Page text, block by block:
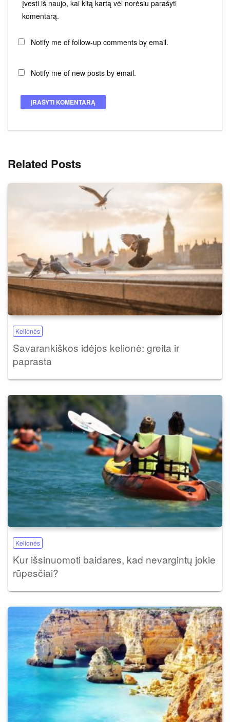
įvesti iš naujo, kai kitą kartą vėl norėsiu parašyti
komentarą.
Notify me of follow-up comments by email.
Notify me of new posts by email.
Related Posts
Kelionės
Savarankiškos idėjos kelionė: greita ir
paprasta
Kelionės
Kur išsinuomoti baidares, kad nevargintų jokie
rūpesčiai?